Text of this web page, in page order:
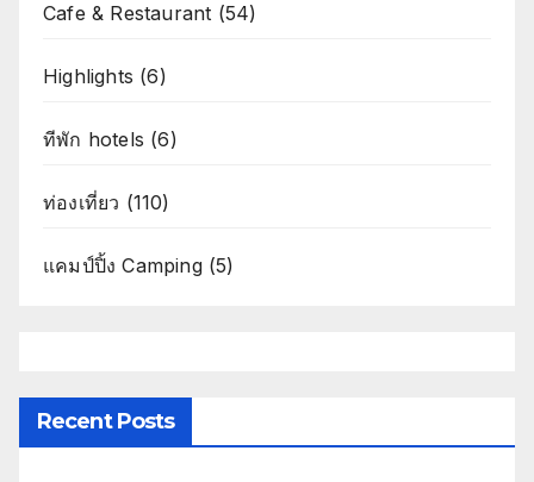
Cafe & Restaurant (54)
Highlights (6)
ทีพัก hotels (6)
ท่องเที่ยว (110)
แคมป์ปิ้ง Camping(5)
Recent Posts